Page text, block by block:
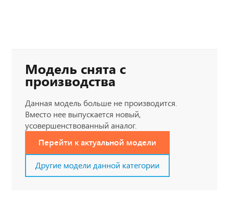
Модель снята с
производства
Данная модель больше не производится.
Вместо нее выпускается новый,
усовершенствованный аналог.
Перейти к актуальной модели
Другие модели данной категории